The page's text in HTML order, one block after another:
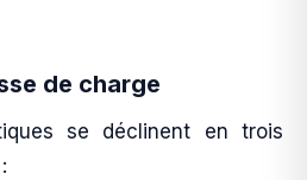
de charge
se déclinent en trois